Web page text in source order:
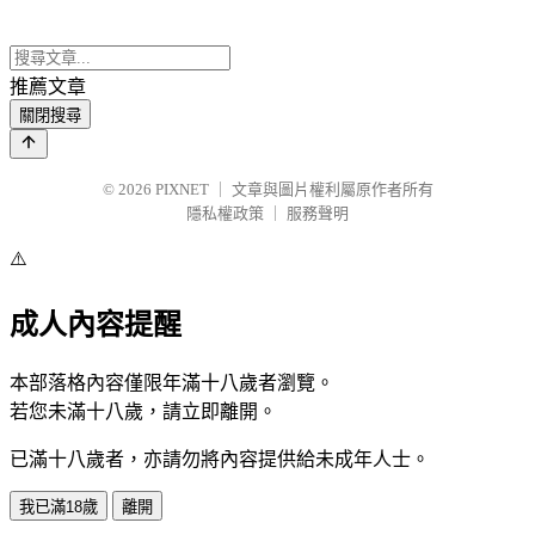
推薦文章
關閉搜尋
© 2026 PIXNET
文章與圖片權利屬原作者所有
隱私權政策
服務聲明
⚠️
成人內容提醒
本部落格內容僅限年滿十八歲者瀏覽。
若您未滿十八歲，請立即離開。
已滿十八歲者，亦請勿將內容提供給未成年人士。
我已滿18歲 離開